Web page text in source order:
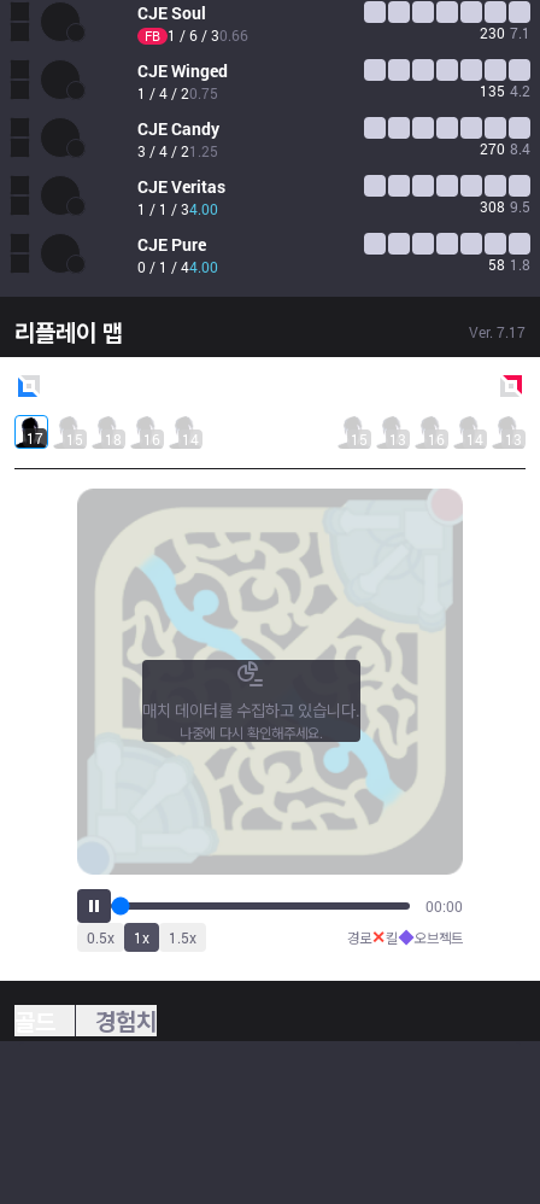
CJESoul
FB 1 / 6 / 30.66 230 7.1
CJEWinged
1 / 4 / 20.75 135 4.2
CJECandy
3 / 4 / 21.25 270 8.4
CJEVeritas
1 / 1 / 34.00 308 9.5
CJE Pure
0 / 1 / 44.00 58 1.8
리플레이 맵 Ver. 7.17
17 15 18 16 14 15 13 16 14 13
00:00
0.5x 1x 1.5x 경로✕킬◆오브젝트
매치 데이터를 수집하고 있습니다.
나중에 다시 확인해주세요.
경험치